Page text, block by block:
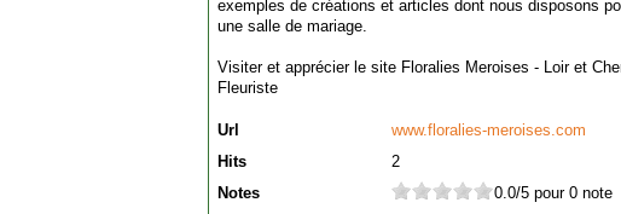
exemples de créations et articles dont nous disposons
une salle de mariage.
Visiter et apprécier le site Floralies Meroises - Loir et
Fleuriste
Url
www.floralies-meroises.com
Hits
2
Notes
0.0/5 pour 0 note